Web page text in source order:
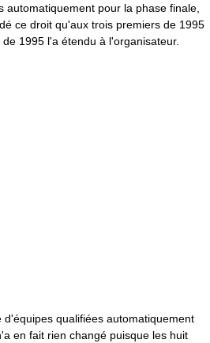
automatiquement pour la phase finale,
ce droit qu'aux trois premiers de 1995
1995 l'a étendu à l'organisateur.
d'équipes qualifiées automatiquement
en fait rien changé puisque les huit